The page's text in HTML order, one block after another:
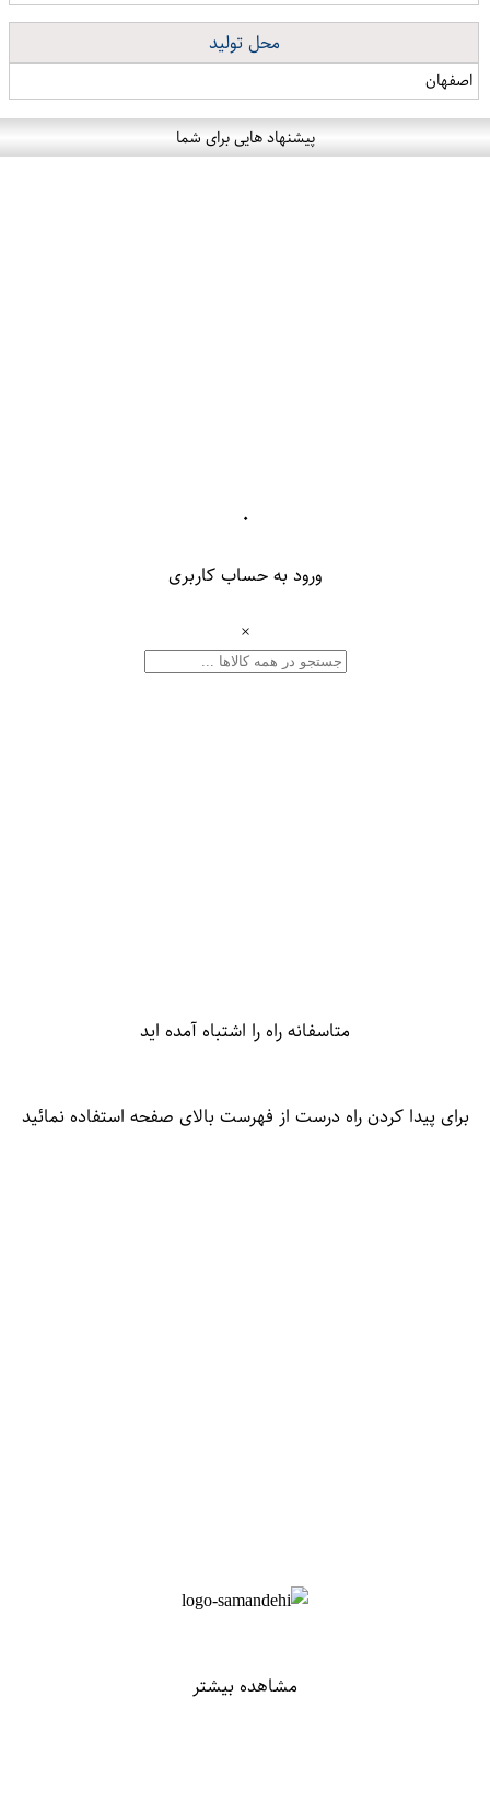
محل تولید
اصفهان
پیشنهاد هایی برای شما
۰
ورود به حساب کاربری
×
متاسفانه راه را اشتباه آمده اید
برای پیدا کردن راه درست از فهرست بالای صفحه استفاده نمائید
مشاهده بیشتر